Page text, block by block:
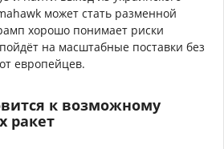
может стать разменной
хорошо понимает риски
на масштабные поставки без
европейцев.
к возможному
ракет